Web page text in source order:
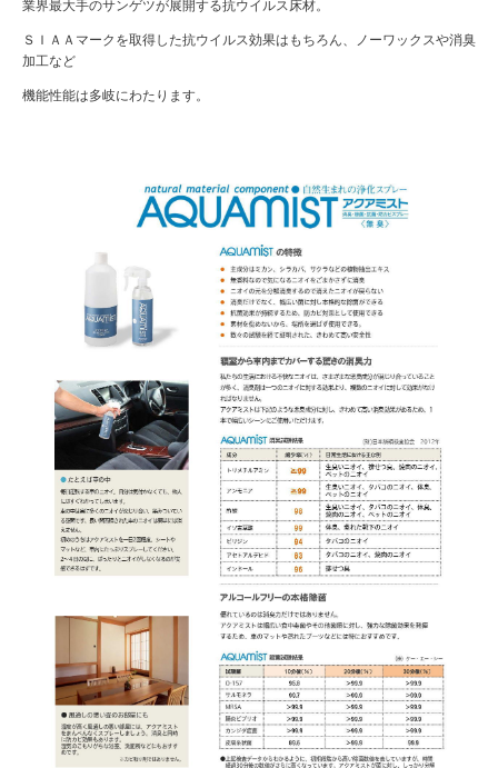
業界最大手のサンゲツが展開する抗ウイルス床材。
ＳＩＡＡマークを取得した抗ウイルス効果はもちろん、ノーワックスや消臭
加工など
機能性能は多岐にわたります。